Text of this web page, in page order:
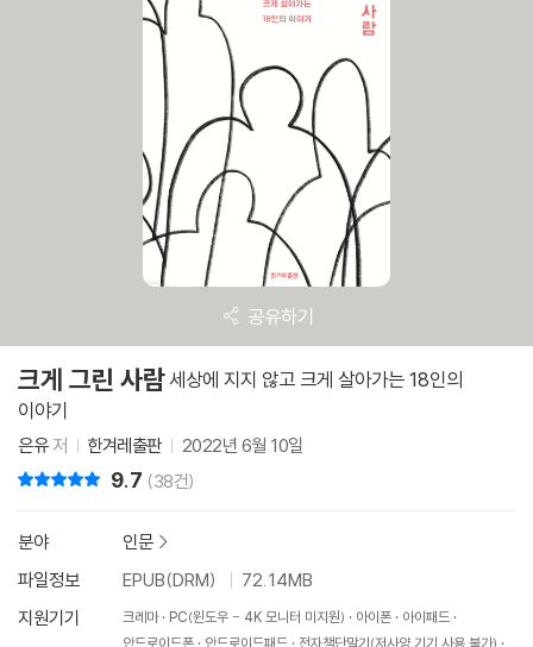
공유하기
크게 그린 사람세상에 지지 않고 크게 살아가는 18인의
이야기
은유저 한겨레출판 2022년 6월 10일
9.7 (38건)
분야 인문 >
파일정보
EPUB(DRM)
72.14MB
지원기기
크레마 PC(윈도우 - 4K 모니터 미지원) 아이폰
아이패드
안드로이드폰
안드로이드패드
전자책단말기(저사양 기기 사용 불가)